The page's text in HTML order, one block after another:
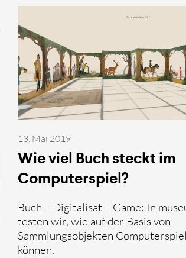
13. Mai 2019
Wie viel Buch steckt im
Computerspiel?
Buch – Digitalisat – Game: In
testen wir, wie auf der Basis von
Sammlungsobjekten
können.